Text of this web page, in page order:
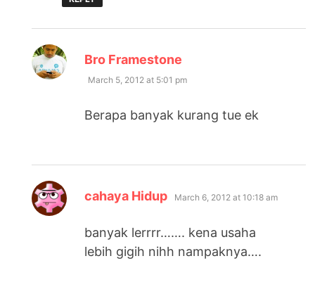
Bro Framestone
March 5, 2012 at 5:01 pm
Berapa banyak kurang tue ek
cahaya Hidup says:
March 6, 2012 at 10:18 am
banyak lerrrr……. kena usaha
lebih gigih nihh nampaknya….